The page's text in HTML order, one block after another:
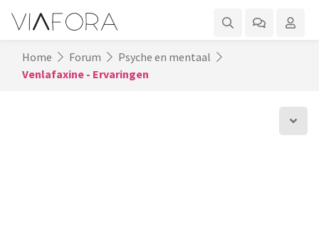
Home Forum
Psyche en mentaal
Venlafaxine - Ervaringen